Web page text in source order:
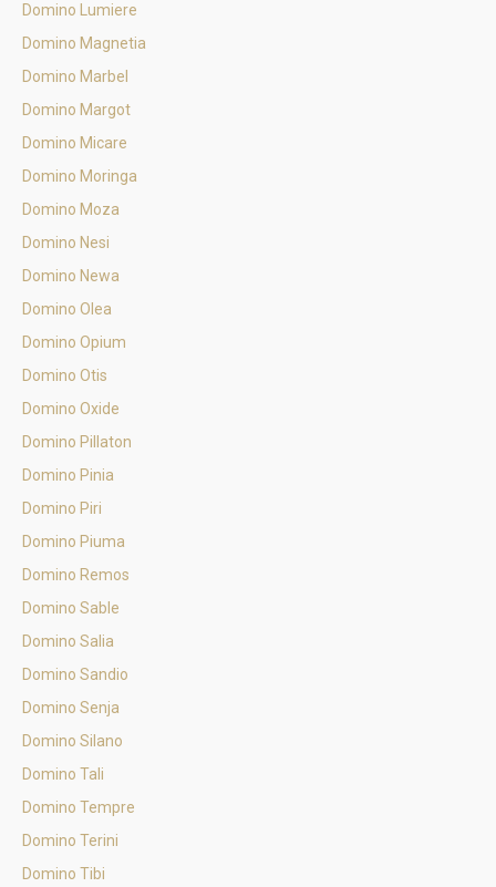
Domino Lumiere
Domino Magnetia
Domino Marbel
Domino Margot
Domino Micare
Domino Moringa
Domino Moza
Domino Nesi
Domino Newa
Domino Olea
Domino Opium
Domino Otis
Domino Oxide
Domino Pillaton
Domino Pinia
Domino Piri
Domino Piuma
Domino Remos
Domino Sable
Domino Salia
Domino Sandio
Domino Senja
Domino Silano
Domino Tali
Domino Tempre
Domino Terini
Domino Tibi